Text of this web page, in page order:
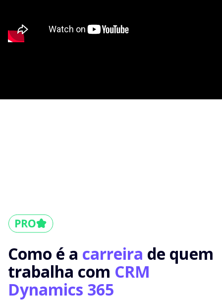
Como é a carreira de quem
trabalha com CRM
Dynamics 365